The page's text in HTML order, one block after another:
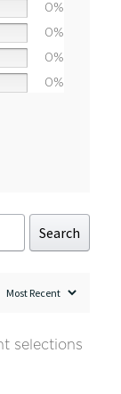
0%
0%
0%
0%
Search
selections